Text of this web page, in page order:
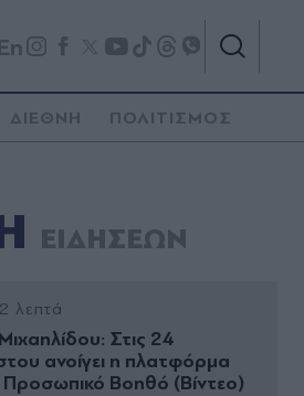
ΔΙΕΘΝΗ ΠΟΛΙΤΙΣΜΟΣ
ΕΙΔΗΣΕΩΝ
λεπτά
Στις 24
ανοίγει η πλατφόρμα
Προσωπικό Βοηθό (Βίντεο)